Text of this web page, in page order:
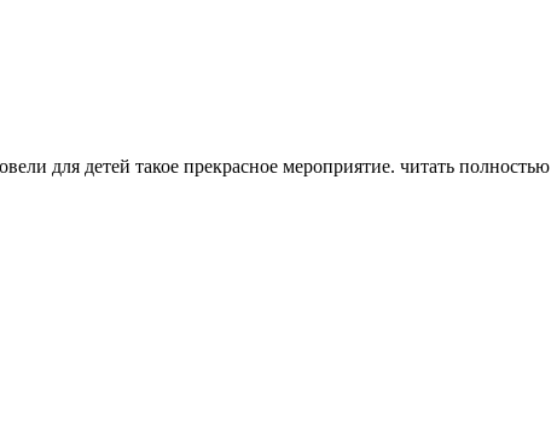
для детей такое прекрасное мероприятие. читать полностью